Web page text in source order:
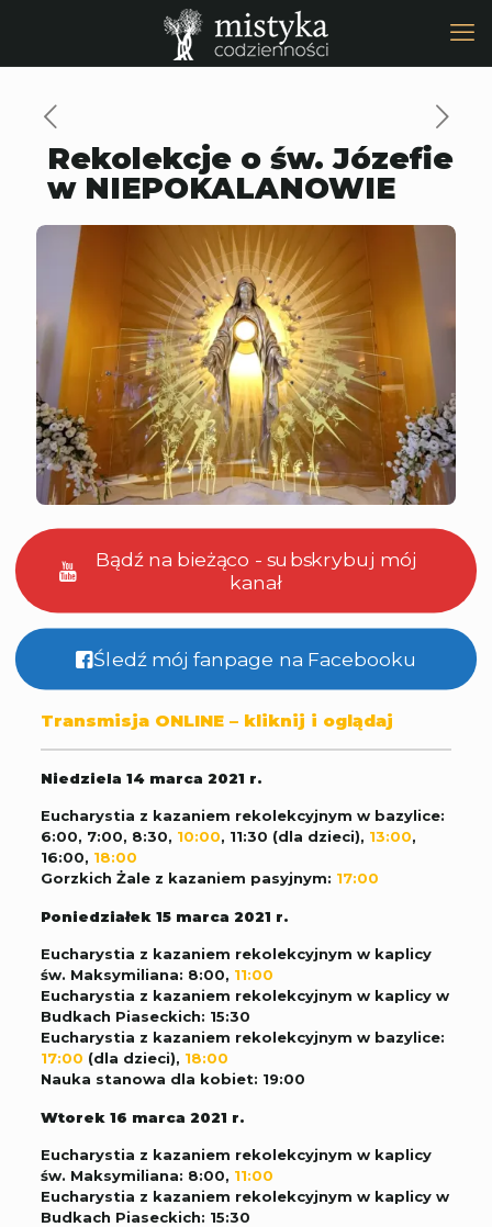
Rekolekcje o św. Józefie
w NIEPOKALANOWIE
Bądź na bieżąco - subskrybuj mój
kanał
Śledź mój fanpage na Facebooku
Transmisja ONLINE – kliknij i oglądaj
Niedziela 14 marca 2021 r.
Eucharystia z kazaniem rekolekcyjnym w bazylice:
6:00, 7:00, 8:30, 10:00, 11:30 (dla dzieci), 13:00,
16:00, 18:00
Gorzkich Żale z kazaniem pasyjnym: 17:00
Poniedziałek 15 marca 2021 r.
Eucharystia z kazaniem rekolekcyjnym w kaplicy
św. Maksymiliana: 8:00, 11:00
Eucharystia z kazaniem rekolekcyjnym w kaplicy w
Budkach Piaseckich: 15:30
Eucharystia z kazaniem rekolekcyjnym w bazylice:
17:00 (dla dzieci), 18:00
Nauka stanowa dla kobiet: 19:00
Wtorek 16 marca 2021 r.
Eucharystia z kazaniem rekolekcyjnym w kaplicy
św. Maksymiliana: 8:00, 11:00
Eucharystia z kazaniem rekolekcyjnym w kaplicy w
Budkach Piaseckich: 15:30